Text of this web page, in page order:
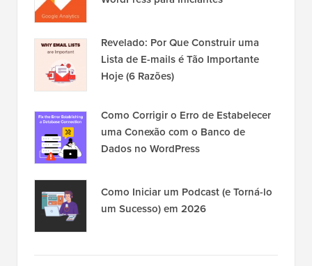
Revelado: Por Que Construir uma
Hoje (6 Razões)
Como Corrigir o Erro de Estabelecer
Dados no WordPress
significa que se você clicar em alguns de nossos links,